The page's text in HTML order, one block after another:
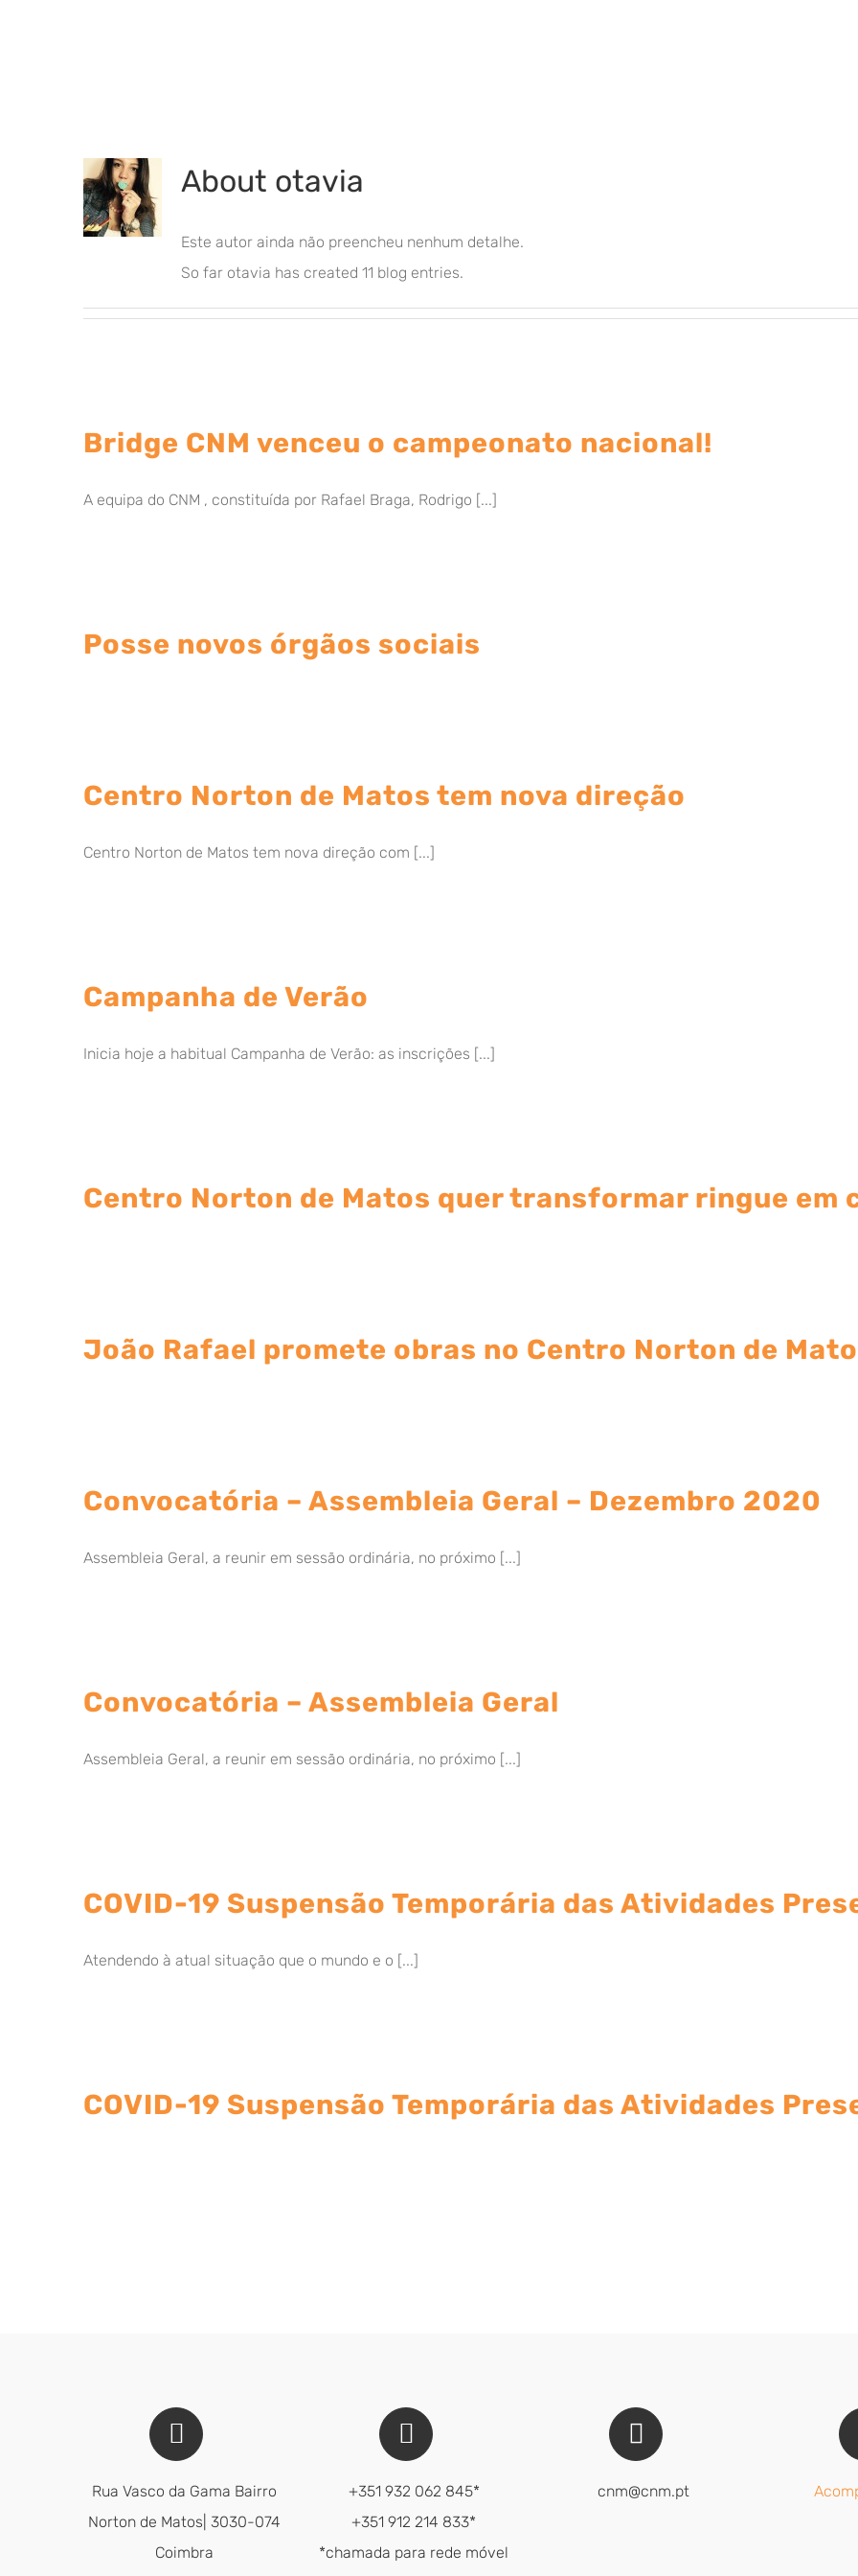
About otavia
Este autor ainda não preencheu nenhum detalhe.
So far otavia has created 11 blog entries.
Bridge CNM venceu o campeonato nacional!
A equipa do CNM , constituída por Rafael Braga, Rodrigo [...]
Posse novos órgãos sociais
Centro Norton de Matos tem nova direção
Centro Norton de Matos tem nova direção com [...]
Campanha de Verão
Inicia hoje a habitual Campanha de Verão: as inscrições [...]
Centro Norton de Matos quer transformar ringue em
João Rafael promete obras no Centro Norton de
Convocatória – Assembleia Geral – Dezembro 2020
Assembleia Geral, a reunir em sessão ordinária, no próximo [...]
Convocatória – Assembleia Geral
Assembleia Geral, a reunir em sessão ordinária, no próximo [...]
COVID-19 Suspensão Temporária das Atividades
Atendendo à atual situação que o mundo e o [...]
COVID-19 Suspensão Temporária das Atividades
Rua Vasco da Gama Bairro
Norton de Matos| 3030-074
Coimbra
+351 932 062 845*
+351 912 214 833*
*chamada para rede móvel
cnm@cnm.pt